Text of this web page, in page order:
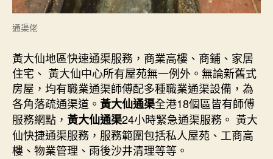
通渠佬
黃大仙地區快速通渠服務，商業高樓、商鋪、家居
住宅、 黃大仙中心所有屋苑無一例外。無論新舊式
房屋，均有職業通渠師傅配多種職業通渠設備，為
各角落疏通渠道。 黃大仙通渠全港18個區皆有師傅
服務網點， 黃大仙通渠24小時緊急通渠服務。 黃大
仙快捷通渠服務，服務範圍包括私人屋苑、工商高
樓、物業管理、雨後沙井清理等等。